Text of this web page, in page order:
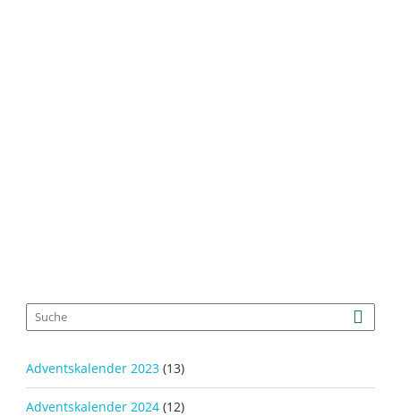
Adventskalender 2023 (13)
Adventskalender 2024 (12)